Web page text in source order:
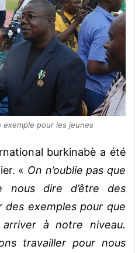
pour les jeunes
burkinabè a été
« On n’oublie pas que
nous dire d’être des
exemples pour que
à notre niveau.
travailler pour nous